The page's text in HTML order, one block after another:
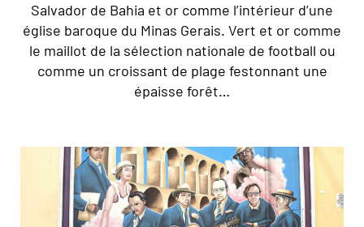
Salvador de Bahia et or comme l’intérieur d’une
église baroque du Minas Gerais. Vert et or comme
le maillot de la sélection nationale de football ou
comme un croissant de plage festonnant une
épaisse forêt…
© Marta Nascimento/Réa